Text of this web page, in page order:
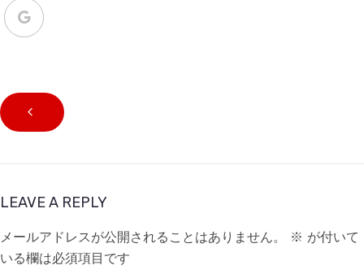
LEAVE A REPLY
メールアドレスが公開されることはありません。 ※ が付いて
いる欄は必須項目です